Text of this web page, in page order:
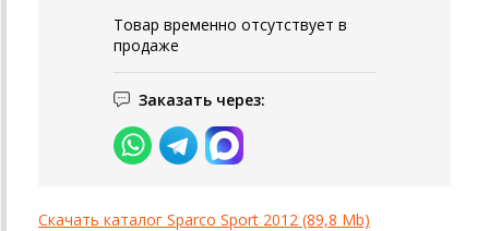
Товар временно отсутствует в
продаже
Заказать через:
Скачать каталог Sparco Sport 2012 (89,8 Mb)